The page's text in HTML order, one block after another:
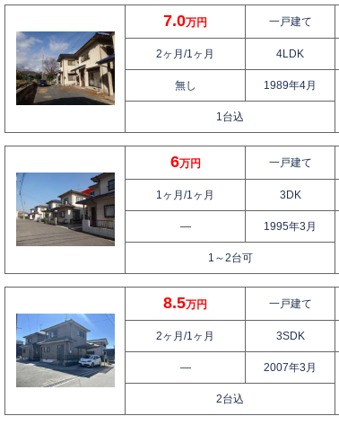
7.0万円 一戸建て
2ヶ月/1ヶ月 4LDK
無し
1989年4月
1台込
6万円 一戸建て
1ヶ月/1ヶ月 3DK
—
1995年3月
1～2台可
8.5万円 一戸建て
2ヶ月/1ヶ月 3SDK
—
2007年3月
2台込